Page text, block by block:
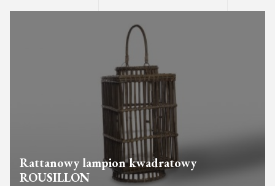
Rattanowy lampion kwadratowy
ROUSILLON